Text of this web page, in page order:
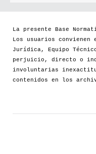
La presente Base
Los usuarios
Jurídica, Equipo
perjuicio, directo o
involuntarias
contenidos en los